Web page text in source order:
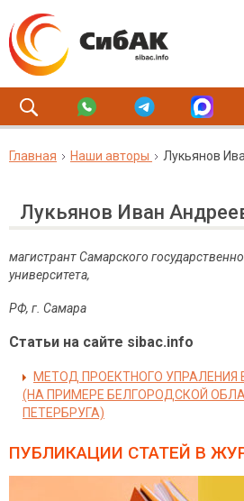
Главная Наши авторы Лукьянов
Лукьянов Иван
магистрант Самарского
университета,
РФ, г. Самара
Статьи на сайте sibac.info
МЕТОД ПРОЕКТНОГО
(НА ПРИМЕРЕ БЕЛГОРОДСКОЙ
ПЕТЕРБРУГА)
ПУБЛИКАЦИИ СТАТЕЙ В